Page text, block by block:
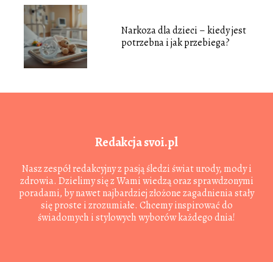
Narkoza dla dzieci – kiedy jest
potrzebna i jak przebiega?
Redakcja svoi.pl
Nasz zespół redakcyjny z pasją śledzi świat urody, mody i
zdrowia. Dzielimy się z Wami wiedzą oraz sprawdzonymi
poradami, by nawet najbardziej złożone zagadnienia stały
się proste i zrozumiałe. Chcemy inspirować do
świadomych i stylowych wyborów każdego dnia!